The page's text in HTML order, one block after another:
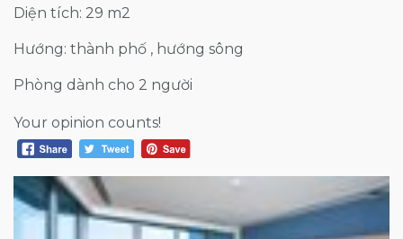
Diện tích: 29 m2
Hướng: thành phố , hướng sông
Phòng dành cho 2 người
Your opinion counts!